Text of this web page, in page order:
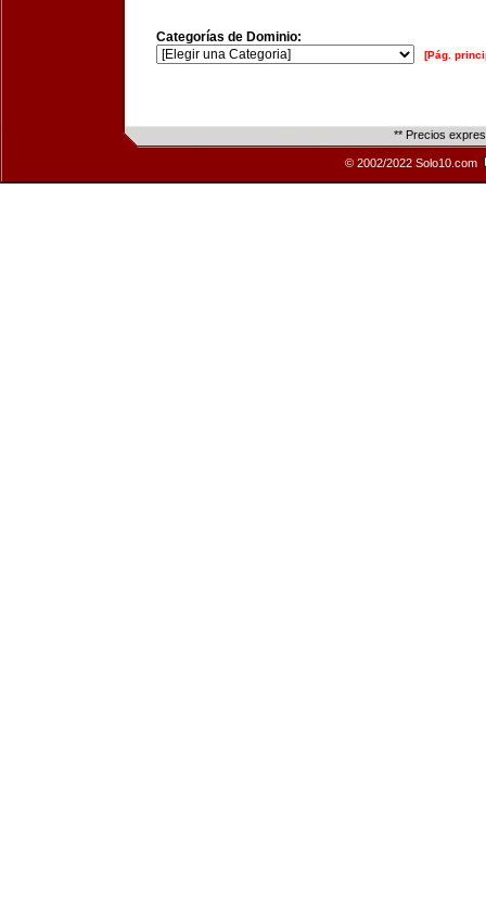
Categorías de Dominio:
[Pág.
** Precios
© 2002/2022 Solo10.com